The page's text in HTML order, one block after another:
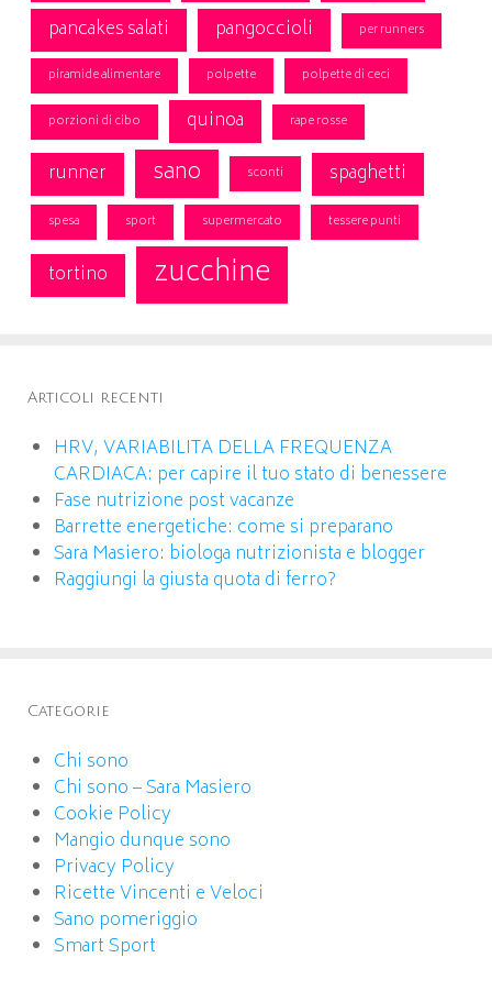
pancakes salati
pangoccioli per runners
piramide alimentare polpette polpette di ceci
porzioni di cibo quinoa rape rosse
runner sano sconti spaghetti
spesa sport supermercato tessere punti
tortino zucchine
Articoli recenti
HRV, VARIABILITA DELLA FREQUENZA
CARDIACA: per capire il tuo stato di benessere
Fase nutrizione post vacanze
Barrette energetiche: come si preparano
Sara Masiero: biologa nutrizionista e blogger
Raggiungi la giusta quota di ferro?
Categorie
Chi sono
Chi sono – Sara Masiero
Cookie Policy
Mangio dunque sono
Privacy Policy
Ricette Vincenti e Veloci
Sano pomeriggio
Smart Sport